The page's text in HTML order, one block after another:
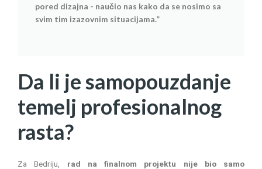
pored dizajna - naučio nas kako da se nosimo sa
svim tim izazovnim situacijama.”
Da li je samopouzdanje
temelj profesionalnog
rasta?
Za Bedriju, rad na finalnom projektu nije bio samo